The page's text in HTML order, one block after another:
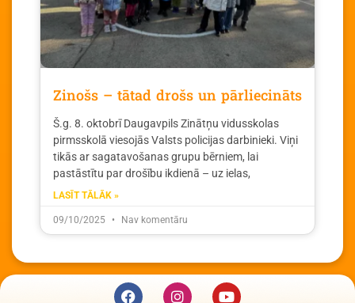
Zinošs – tātad drošs un pārliecināts
Š.g. 8. oktobrī Daugavpils Zinātņu vidusskolas
pirmsskolā viesojās Valsts policijas darbinieki. Viņi
tikās ar sagatavošanas grupu bērniem, lai
pastāstītu par drošību ikdienā – uz ielas,
LASĪT TĀLĀK »
09/10/2025 Nav komentāru